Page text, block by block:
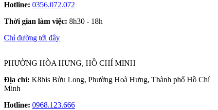
Hotline: 0356.072.072
Thời gian làm việc: 8h30 - 18h
Chỉ đường tới đây
PHƯỜNG HÒA HƯNG, HỒ CHÍ MINH
Địa chỉ: K8bis Bửu Long, Phường Hoà Hưng, Thành phố Hồ Chí
Minh
Hotline: 0968.123.666